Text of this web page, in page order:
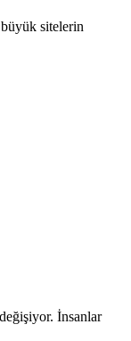
sitelerin
İnsanlar